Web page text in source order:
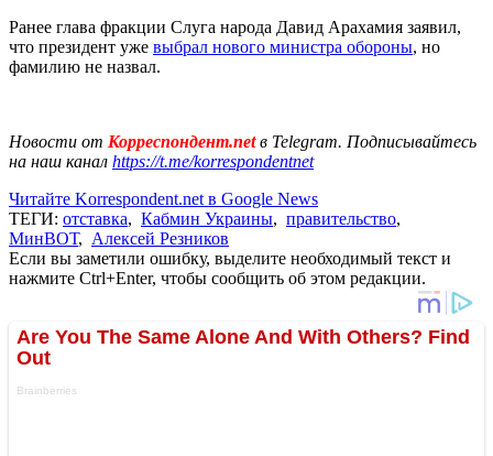
Ранее глава фракции Слуга народа Давид Арахамия заявил,
что президент уже выбрал нового министра обороны, но
фамилию не назвал.
Новости от Корреспондент.netв Telegram. Подписывайтесь
на наш канал https://t.me/korrespondentnet
Читайте Korrespondent.net в Google News
ТЕГИ: отставка, Кабмин Украины, правительство,
МинВОТ, Алексей Резников
Если вы заметили ошибку, выделите необходимый текст и
нажмите Ctrl+Enter, чтобы сообщить об этом редакции.